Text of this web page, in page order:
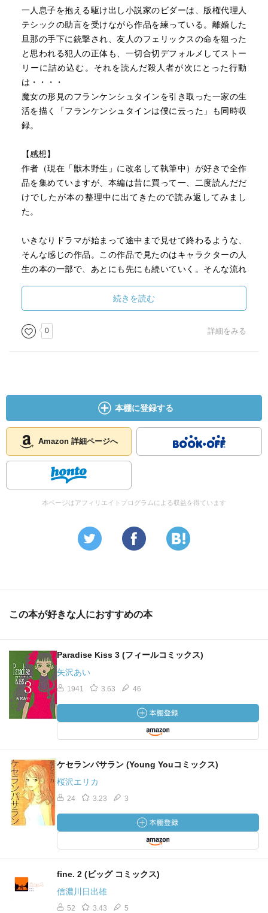
一人息子を抱える駆け出し小説家のビダーは、版権代理人
テシックの助言を受けながら作品を練っている。離婚した
旦那の手下に銃撃され、友人のフェリックスの命を狙った
と思われる犯人の正体も、一切合切デフォルメしてストー
リーに詰め込む。それを読んだ殺人者が次にとった行動
は・・・・
魔女の形見のフランケンシュタインを引き取った一家の生
活を描く「フランケンシュタインは僕に云った」も同時収
録。
【感想】
作者（現在「獣木野生」に改名して執筆中）が好きで全作
品を集めていますが、本編は昔に買って一、二度読んだだ
けでしたが本の整理中に出てきたので読み返してみまし
た。
いきなりドラマが始まって途中まで見せて終わるような、
そんな感じの作品。この作品で見たのはキャラクターの人
生の本の一部で、あとにも先にも続いていく。そんな流れ
思う。外国映画のようなテンポのよさ。こういうストーリ
ーが見たい、という期待はいつもこの作者に対してだけは
何もない。先行するものはなく、どういう意図の話だと分
析するのでもなく、ただ読んで、何かの感情を動かされる
続きを読む
0 詳細をみる
本棚に登録する
Amazon 詳細ページへ
本ページはアフィリエイトプログラムによる収益を得ています
この本が好きな人におすすめの本
Paradise Kiss 3 (フィールコミックス)
矢沢あい
1941 3.63 46
ケセランパサラン (Young Youコミックス)
桜沢エリカ
24 3.23 3
fine. 2 (ビッグ コミックス)
信濃川日出雄
52 3.43 5